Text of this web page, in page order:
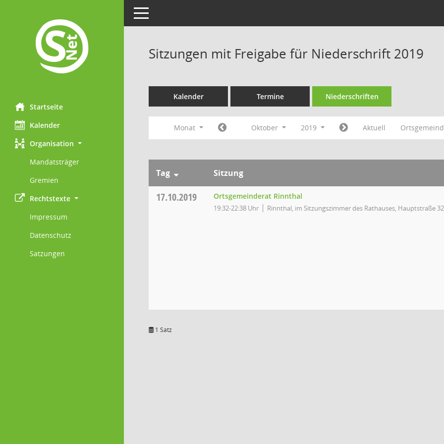
Startseite
Kalender
Organisation
Mandatsträger
Gremien
Rechtstexte
Impressum
Datenschutz
Satzungen
Toggle navigation
Sitzungen mit Freigabe für Niederschrift 2019
Kalender Termine Niederschriften
Monat Oktober 2019 Aktuell
Tag Sitzung
17.10.2019 Ortsgemeinderat Rinnthal
19:32-22:38 Uhr Rinnthal, im Sitzungszimmer des Rathauses, Hauptstraße
1 Satz